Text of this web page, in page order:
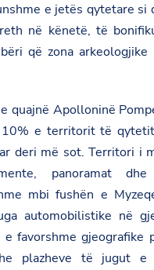
e jetës qytetare si
në kënetë, të
që zona
quajnë Apolloninë
10% e territorit të
deri më sot. Territori i
panoramat
mbi fushën e
automobilistike në
e favorshme gjeografike
plazheve të jugut e